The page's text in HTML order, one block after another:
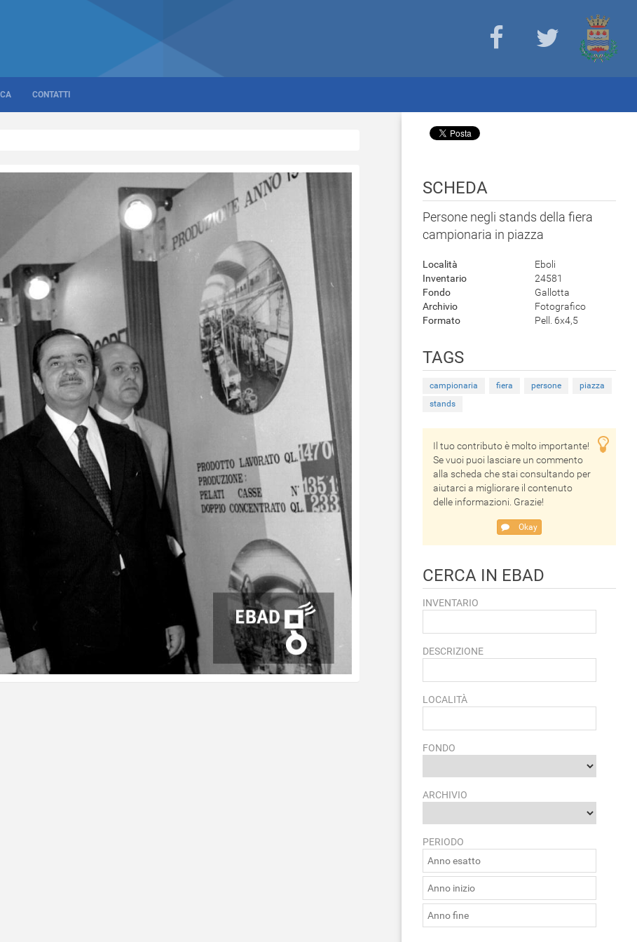
CONTATTI
SCHEDA
Persone negli stands della fiera
campionaria in piazza
Località
Eboli
Inventario
24581
Fondo
Gallotta
Archivio
Fotografico
Formato
Pell. 6x4,5
TAGS
campionaria fiera persone
piazza
stands
Il tuo contributo è molto importante!
Se vuoi puoi lasciare un commento
alla scheda che stai consultando per
aiutarci a migliorare il contenuto
delle informazioni. Grazie!
Okay
CERCA IN EBAD
INVENTARIO
DESCRIZIONE
LOCALITÀ
FONDO
ARCHIVIO
PERIODO